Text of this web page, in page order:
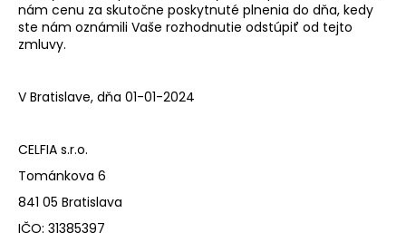
nám cenu za skutočne poskytnuté plnenia do dňa, kedy
ste nám oznámili Vaše rozhodnutie odstúpiť od tejto
zmluvy.
V Bratislave, dňa 01-01-2024
CELFIA s.r.o.
Tománkova 6
841 05 Bratislava
IČO: 31385397